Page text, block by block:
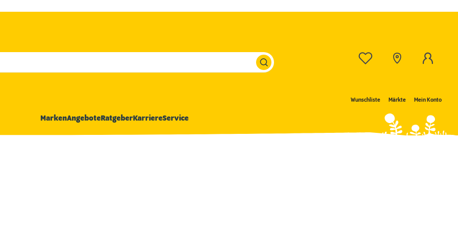
Wunschliste Märkte Mein Konto
MarkenAngeboteRatgeberKarriereService